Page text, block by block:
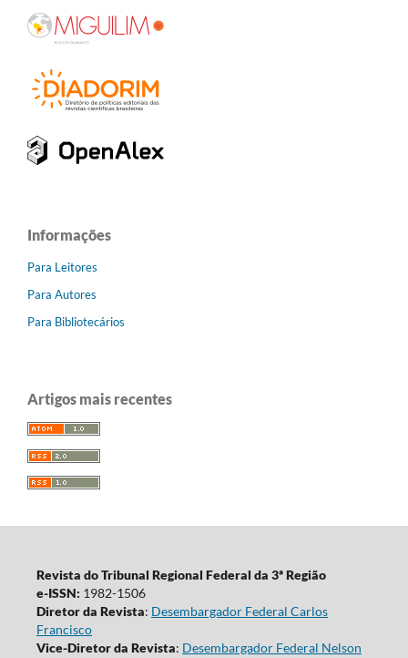
Informações
Para Leitores
Para Autores
Para Bibliotecários
Artigos mais recentes
Revista do Tribunal Regional Federal da 3ª Região
e-ISSN: 1982-1506
Diretor da Revista: Desembargador Federal Carlos
Francisco
Vice-Diretor da Revista: Desembargador Federal Nelson